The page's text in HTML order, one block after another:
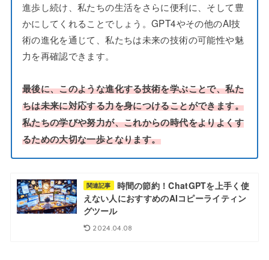
進歩し続け、私たちの生活をさらに便利に、そして豊
かにしてくれることでしょう。GPT4やその他のAI技
術の進化を通じて、私たちは未来の技術の可能性や魅
力を再確認できます。
最後に、このような進化する技術を学ぶことで、私た
ちは未来に対応する力を身につけることができます。
私たちの学びや努力が、これからの時代をよりよくす
るための大切な一歩となります。
関連記事
時間の節約！ChatGPTを上手く使
えない人におすすめのAIコピーライティン
グツール
2024.04.08